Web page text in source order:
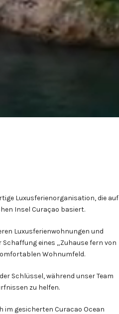
Luxusferienorganisation, die auf
Insel Curaçao basiert.
Luxusferienwohnungen und
eines „Zuhause fern von
Wohnumfeld.
Schlüssel, während unser Team
zu helfen.
im gesicherten Curacao Ocean